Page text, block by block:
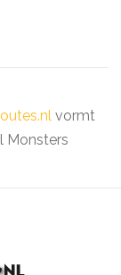
vormt
Monsters